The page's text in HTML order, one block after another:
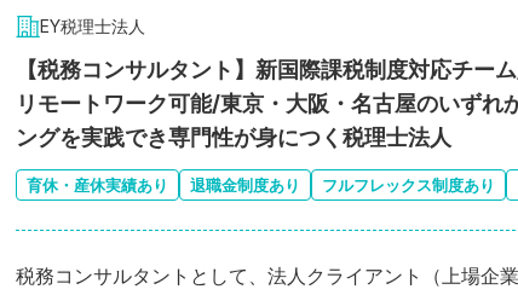
EY税理士法人
【税務コンサルタント】新国際課税制度対応チ
リモートワーク可能/東京・大阪・名古屋のいず
ングを実践でき専門性が身につく税理士法人
育休・産休実績あり 退職金制度あり フルフレックス制度あり
税務コンサルタントとして、法人クライアント（上場企